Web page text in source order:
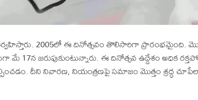
2005లో ఈ దినోత్సవం తొలిసారిగా ప్రారంభమైంది.
17న జరుపుకుంటున్నారు. ఈ దినోత్సవ ఉద్దేశం అధిక
దీని నివారణ, నియంత్రణపై సమాజం మొత్తం శ్రద్ధ